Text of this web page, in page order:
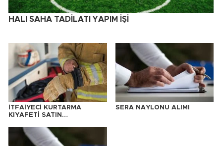
HALI SAHA TADİLATI YAPIM İŞİ
İTFAİYECİ KURTARMA
KIYAFETİ SATIN
SERA NAYLONU ALIMI